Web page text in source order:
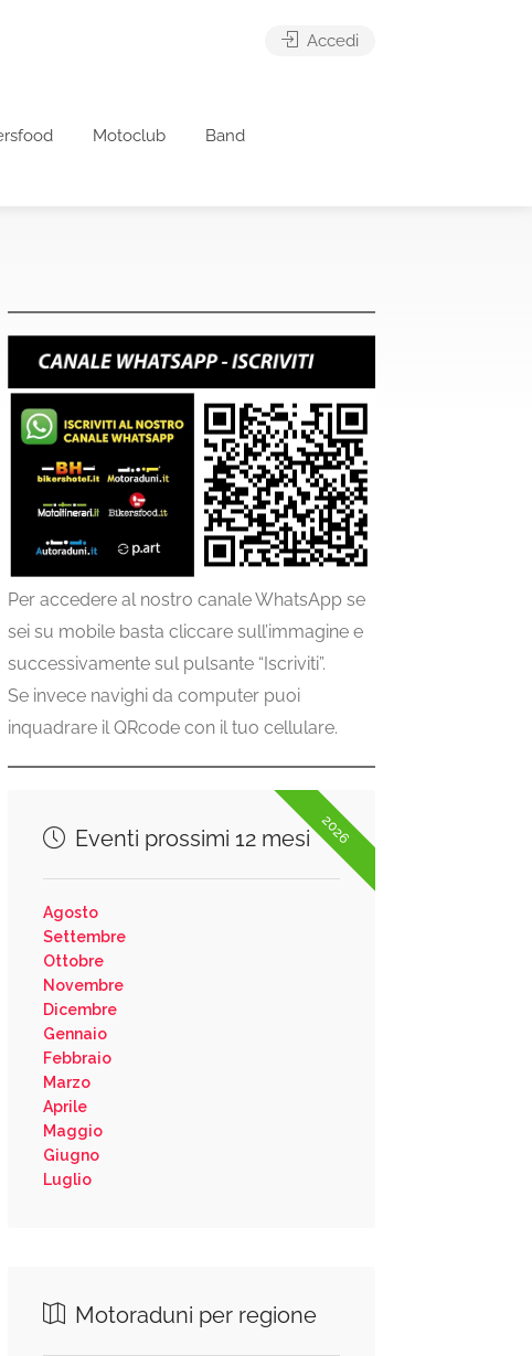
Motoclub Band
Accedi
Per accedere al nostro canale WhatsApp se
sei su mobile basta cliccare sull’immagine e
successivamente sul pulsante “Iscriviti”.
Se invece navighi da computer puoi
inquadrare il QRcode con il tuo cellulare.
2026
Eventi prossimi 12 mesi
Agosto
Settembre
Ottobre
Novembre
Dicembre
Gennaio
Febbraio
Marzo
Aprile
Maggio
Giugno
Luglio
Motoraduni per regione